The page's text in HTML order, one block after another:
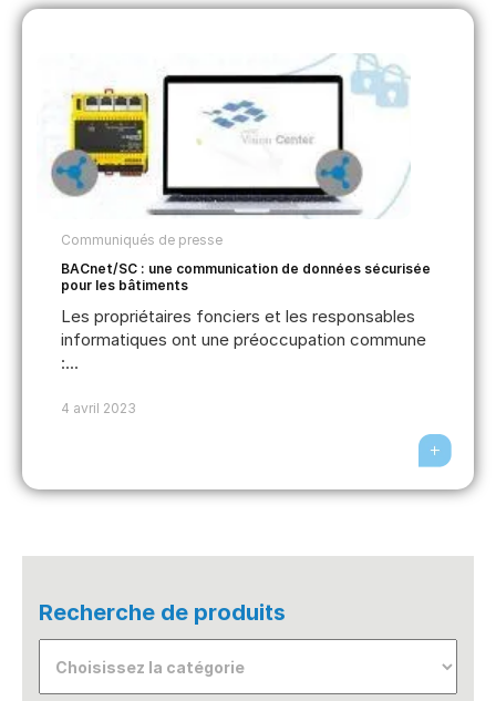
Communiqués de presse
BACnet/SC : une communication de données sécurisée
pour les bâtiments
Les propriétaires fonciers et les responsables
informatiques ont une préoccupation commune
:...
4 avril 2023
Recherche de produits